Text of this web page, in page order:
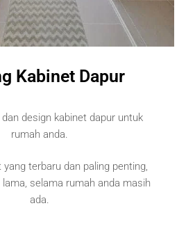
Kabinet Dapur
design kabinet dapur untuk
rumah anda.
yang terbaru dan paling penting,
lama, selama rumah anda masih
ada.